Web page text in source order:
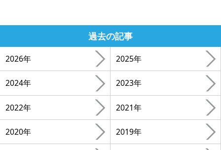
過去の記事
2026年 2025年
2024年 2023年
2022年 2021年
2020年 2019年